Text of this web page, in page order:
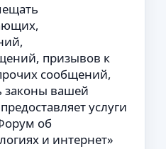
призывов к
сообщений,
законы вашей
услуги
об
и интернет»